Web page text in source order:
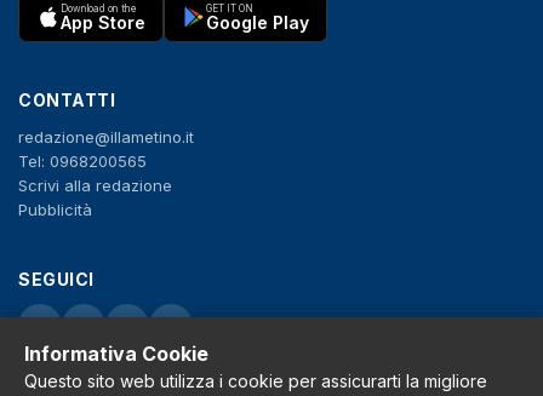
Download on the
App Store
GET IT ON
Google Play
CONTATTI
redazione@illametino.it
Tel: 0968200565
Scrivi alla redazione
Pubblicità
SEGUICI
Privacy Policy
Informativa Cookie
Questo sito web utilizza i cookie per assicurarti la migliore